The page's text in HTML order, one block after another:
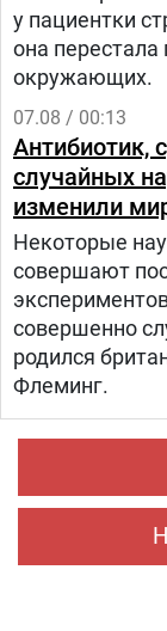
у пациентки
она перестала
окружающих.
07.08 / 00:13
Антибиотик,
случайных
изменили
Некоторые
совершают
совершенно
родился
Флеминг.